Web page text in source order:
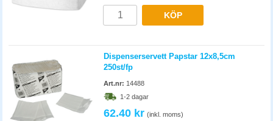
KÖP
Dispenserservett Papstar 12x8,5cm
250st/fp
Art.nr: 14488
1-2 dagar
62.40 kr (inkl. moms)